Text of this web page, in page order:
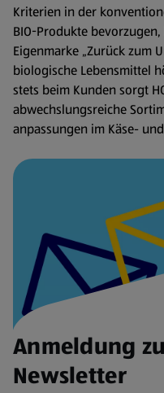
Kriterien in der
BIO-Produkte
Eigenmarke „Zurück zum
biologische Lebensmittel
stets beim Kunden sorgt
abwechslungsreiche
anpassungen im Käse-
Anmeldung
Newsletter